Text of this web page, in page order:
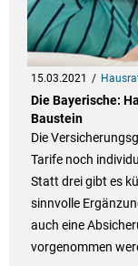
15.03.2021
Die Bayerische:
Baustein
Die
Tarife noch
Statt drei gibt es
sinnvolle
auch eine
vorgenommen